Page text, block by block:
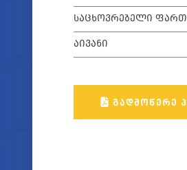
ᲡᲐᲪᲮᲝᲕᲠᲔᲑᲔᲚᲘ
ᲐᲘᲕᲐᲜᲘ
ᲒᲐᲓᲛᲝᲬᲔᲠᲔ